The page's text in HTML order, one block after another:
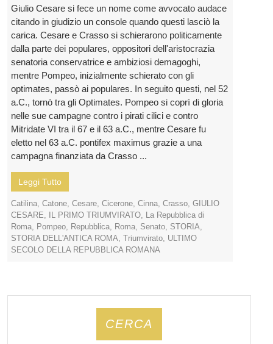
Giulio Cesare si fece un nome come avvocato audace
citando in giudizio un console quando questi lasciò la
carica. Cesare e Crasso si schierarono politicamente
dalla parte dei populares, oppositori dell'aristocrazia
senatoria conservatrice e ambiziosi demagoghi,
mentre Pompeo, inizialmente schierato con gli
optimates, passò ai populares. In seguito questi, nel 52
a.C., tornò tra gli Optimates. Pompeo si coprì di gloria
nelle sue campagne contro i pirati cilici e contro
Mitridate VI tra il 67 e il 63 a.C., mentre Cesare fu
eletto nel 63 a.C. pontifex maximus grazie a una
campagna finanziata da Crasso ...
Leggi Tutto
Catilina, Catone, Cesare, Cicerone, Cinna, Crasso, GIULIO
CESARE, IL PRIMO TRIUMVIRATO, La Repubblica di
Roma, Pompeo, Repubblica, Roma, Senato, STORIA,
STORIA DELL'ANTICA ROMA, Triumvirato, ULTIMO
SECOLO DELLA REPUBBLICA ROMANA
CERCA